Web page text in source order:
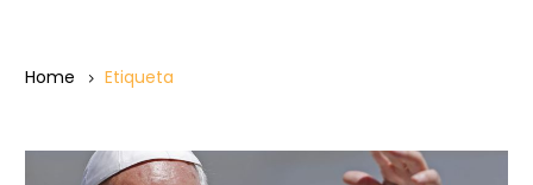
Home Etiqueta